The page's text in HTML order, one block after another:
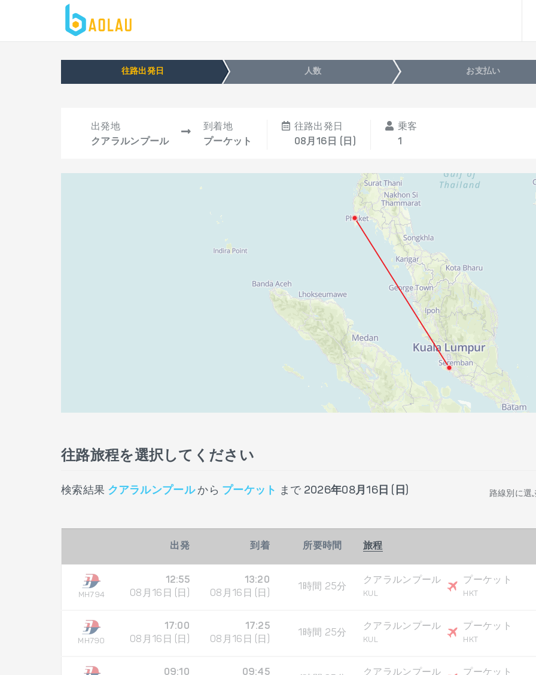
往路出発日 人数 お支払い
出発地
クアラルンプール
到着地
プーケット
往路出発日
08月16日 (日)
乗客
1
往路旅程を選択してください
検索結果 クアラルンプールから プーケット まで 2026年08月16日 (日) 路線別に選
出発 到着 所要時間 旅程
MH794
12:55
08月16日 (日)
13:20
08月16日 (日)
1時間 25分
クアラルンプール
KUL
プーケット
HKT
MH790
17:00
08月16日 (日)
17:25
08月16日 (日)
1時間 25分
クアラルンプール
KUL
プーケット
HKT
09:10
09:45
クアラルンプール プーケット